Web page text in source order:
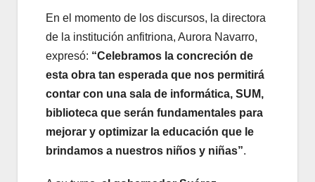
En el momento de los discursos, la directora
de la institución anfitriona, Aurora Navarro,
expresó: “Celebramos la concreción de
esta obra tan esperada que nos permitirá
contar con una sala de informática, SUM,
biblioteca que serán fundamentales para
mejorar y optimizar la educación que le
brindamos a nuestros niños y niñas”.